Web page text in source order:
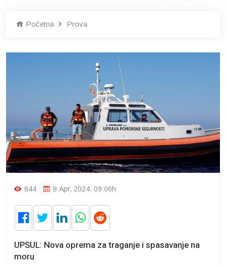
Početna Prova
844 8 Apr, 2024. 09:06h
UPSUL: Nova oprema za traganje i spasavanje na
moru